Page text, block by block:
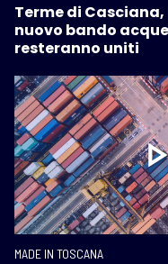
Terme di
nuovo bando
resteranno uniti
MADE IN TOSCANA